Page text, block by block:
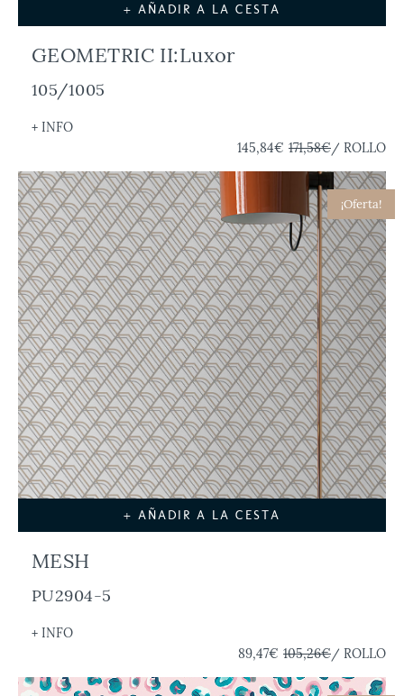
+ AÑADIR A LA CESTA
GEOMETRIC II:Luxor
105/1005
+ INFO
145,84€ 171,58€/ ROLLO
¡Oferta!
+ AÑADIR A LA CESTA
MESH
PU2904-5
+ INFO
89,47€ 105,26€/ ROLLO